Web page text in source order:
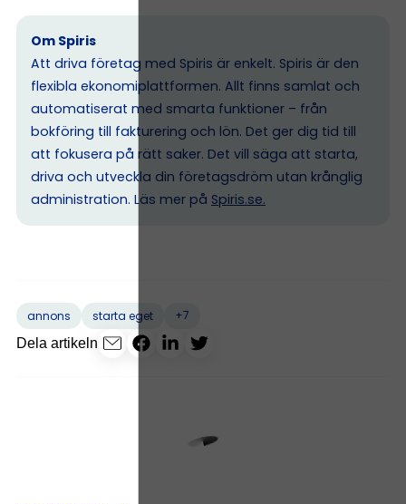
Om Spiris
Att driva företag med Spiris är enkelt. Spiris är den
flexibla ekonomiplattformen. Allt finns samlat och
automatiserat med smarta funktioner – från
bokföring till fakturering och lön. Det ger dig tid till
att fokusera på rätt saker. Det vill säga att starta,
driva och utveckla din företagsdröm utan krånglig
administration. Läs mer på Spiris.se.
annons starta eget
+7
Dela artikeln